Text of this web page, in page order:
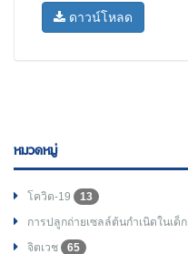
ดาวน์โหลด
หมวดหมู่
โควิด-19
13
การปลูกถ่ายเซลล์ต้นกำเนิดในเด็ก
จิตเวช
65